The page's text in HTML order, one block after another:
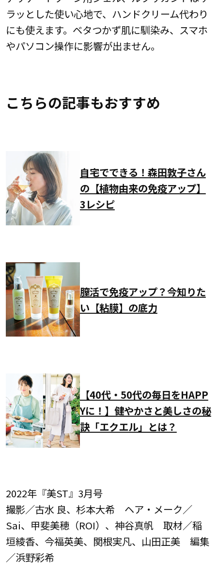
ラッとした使い心地で、ハンドクリーム代わり
にも使えます。ベタつかず肌に馴染み、スマホ
やパソコン操作に影響が出ません。
こちらの記事もおすすめ
自宅でできる！森田敦子さん
の【植物由来の免疫アップ】
3レシピ
膣活で免疫アップ？今知りた
い【粘膜】の底力
【40代・50代の毎日をHAPP
Yに！】健やかさと美しさの秘
訣「エクエル」とは？
2022年『美ST』3月号
撮影／古水 良、杉本大希 ヘア・メーク／
Sai、甲斐美穂（ROI）、神谷真帆 取材／稲
垣綾香、今福英美、関根実凡、山田正美 編集
／浜野彩希